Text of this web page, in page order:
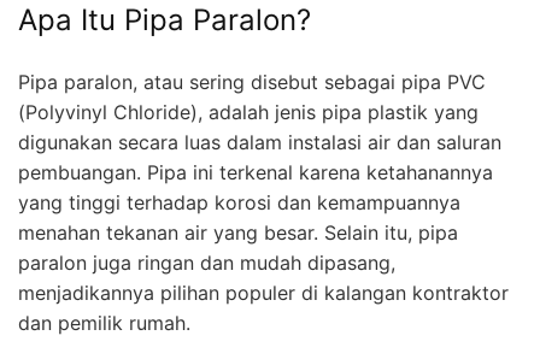
Apa Itu Pipa Paralon?
Pipa paralon, atau sering disebut sebagai pipa PVC
(Polyvinyl Chloride), adalah jenis pipa plastik yang
digunakan secara luas dalam instalasi air dan saluran
pembuangan. Pipa ini terkenal karena ketahanannya
yang tinggi terhadap korosi dan kemampuannya
menahan tekanan air yang besar. Selain itu, pipa
paralon juga ringan dan mudah dipasang,
menjadikannya pilihan populer di kalangan kontraktor
dan pemilik rumah.